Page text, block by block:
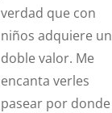
verdad que con
niños adquiere un
doble valor. Me
encanta verles
pasear por donde